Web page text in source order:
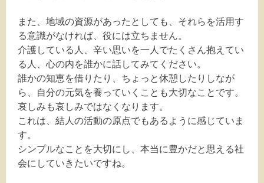
また、地域の資源があったとしても、それらを活用す
る意識がなければ、役には立ちません。
介護している人、辛い思いを一人でたくさん抱えてい
る人、心の内を誰かに話してみてください。
誰かの知恵を借りたり、ちょっと休憩したりしなが
ら、自分の元気を養っていくことも大切なことです。
哀しみも哀しみではなくなります。
これは、結人の活動の原点でもあるように感じていま
す。
シンプルなことを大切にし、本当に豊かだと思える社
会にしていきたいですね。